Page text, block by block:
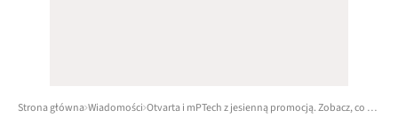
Strona główna Wiadomości Otvarta i mPTech z jesienną promocją. Zobacz, co możesz zyskać